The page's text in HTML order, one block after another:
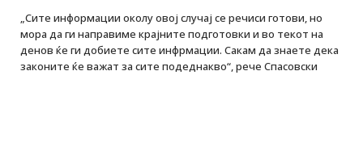
„Сите информации околу овој случај се речиси готови, но
мора да ги направиме крајните подготовки и во текот на
денов ќе ги добиете сите инфрмации. Сакам да знаете дека
законите ќе важат за сите подеднакво“, рече Спасовски